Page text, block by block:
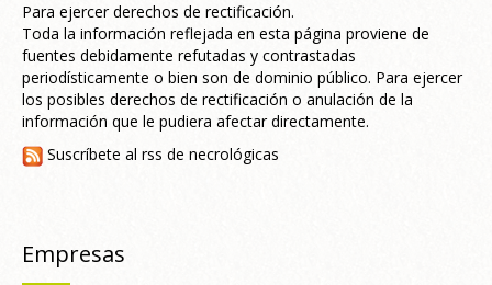
Para ejercer derechos de rectificación.
Toda la información reflejada en esta página proviene de
fuentes debidamente refutadas y contrastadas
periodísticamente o bien son de dominio público. Para ejercer
los posibles derechos de rectificación o anulación de la
información que le pudiera afectar directamente.
Suscríbete al rss de necrológicas
Empresas